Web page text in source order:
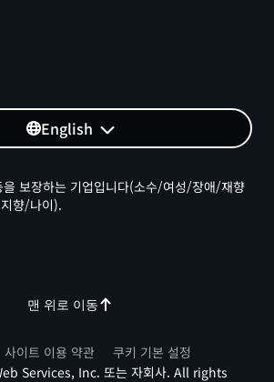
English
맨 위로 이동
보장하는 기업입니다(소수/여성/장애/재향
향/나이).
사이트 이용 약관
쿠키 기본 설정
Services, Inc. 또는 자회사. All rights